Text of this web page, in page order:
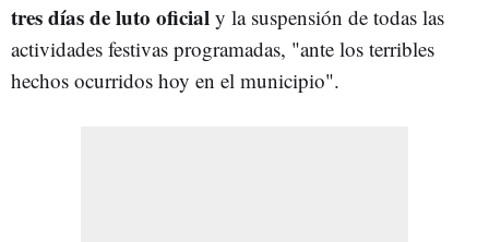
tres días de luto oficial y la suspensión de todas las
actividades festivas programadas, "ante los terribles
hechos ocurridos hoy en el municipio".